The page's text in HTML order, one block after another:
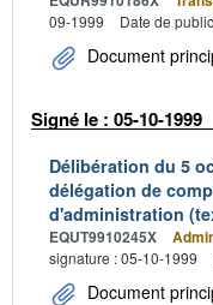
09-1999
Date de
Document
Signé le : 05-10-1999
Délibération du 5
délégation de
d'administration
EQUT9910245X
signature : 05-10-1999
Document